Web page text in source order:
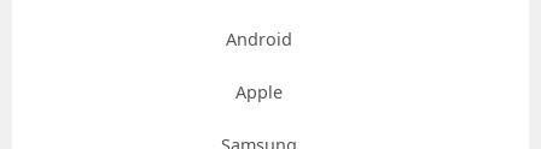
Android
Apple